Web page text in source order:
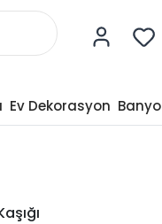
Ev Dekorasyon Banyo